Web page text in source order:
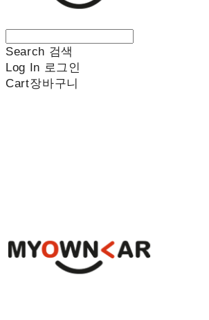
Search 검색
Log In 로그인
Cart장바구니